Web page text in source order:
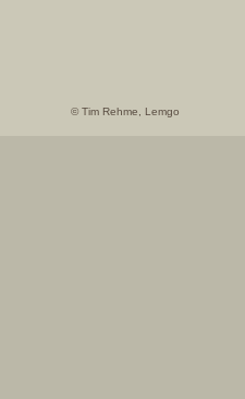
© Tim Rehme, Lemgo